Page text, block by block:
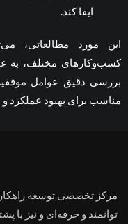
ایفا کند.
این مورد مطالعاتی،
کسب‌وکارهای مختلف، به
بررسی دقیق عوامل
مناسب برای بهبود عملکرد
مرکز تخصصی توسعه
توانمند و حرفه‌ای و نیز با